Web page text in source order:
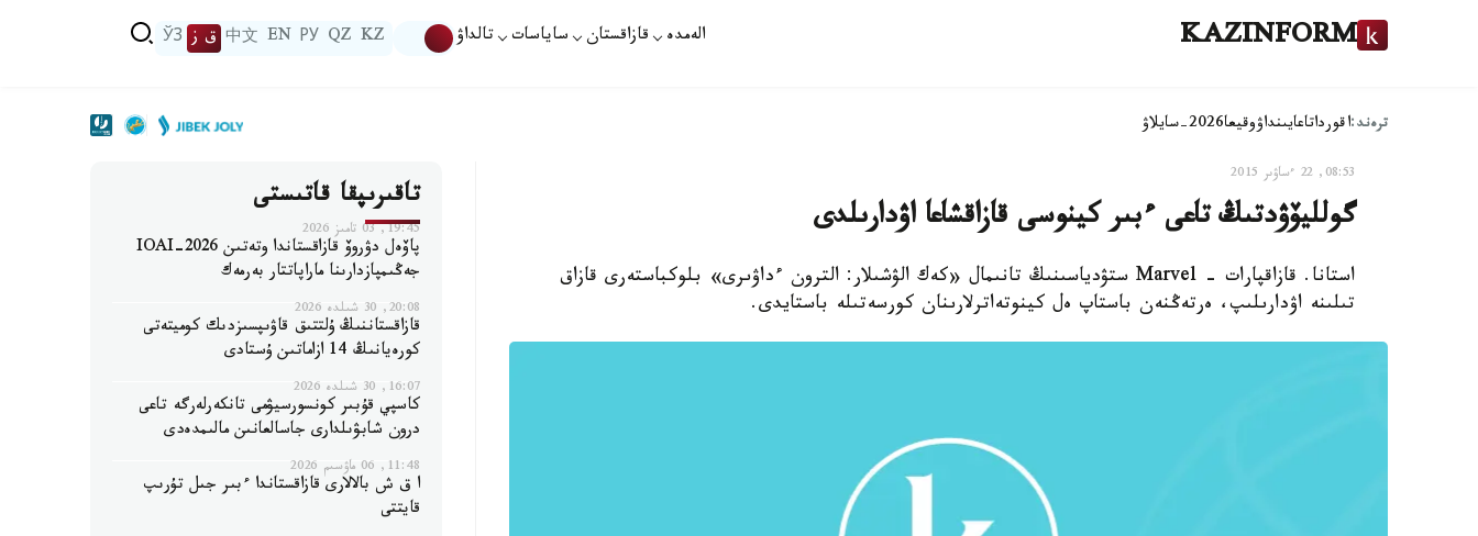
KAZINFORM الەمدە قازاقستان ساياسات تالداۋ KZ
QZ
РУ
EN
中文 ق ز ЎЗ
ترەند:اقورداتاعايىنداۋوقيعا2026-سايلاۋ
08:53, 22 ءساۋىر 2015
گولليۆۋدتىڭ تاعى ءبىر كينوسى قازاقشاعا اۋدارىلدى
استانا. قازاقپارات - Marvel ستۋدياسىنىڭ تانىمال «كەك الۋشىلار: الترون ءداۋىرى» بلوكباستەرى قازاق
تىلىنە اۋدارىلىپ، ەرتەڭنەن باستاپ ەل كينوتەاترلارىنان كورسەتىلە باستايدى.
تاقىرىپقا قاتىستى
19:45, 03 تامىز 2026
پاۆەل دۋروۆ قازاقستاندا وتەتىن IOAI-2026
جەڭىمپازدارىنا ماراپاتتار بەرمەك
20:08, 30 شىلدە 2026
قازاقستاننىڭ ۇلتتىق قاۋىپسىزدىك كوميتەتى
كورەيانىڭ 14 ازاماتىن ۇستادى
16:07, 30 شىلدە 2026
كاسپي قۇبىر كونسورسيۋمى تانكەرلەرگە تاعى
درون شابۋىلدارى جاسالعانىن مالىمدەدى
11:48, 06 ماۋسىم 2026
ا ق ش بالالارى قازاقستاندا ءبىر جىل تۇرىپ
قايتتى